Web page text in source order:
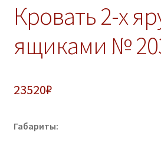
Кровать 2-х
ящиками №
23520₽
Габариты: